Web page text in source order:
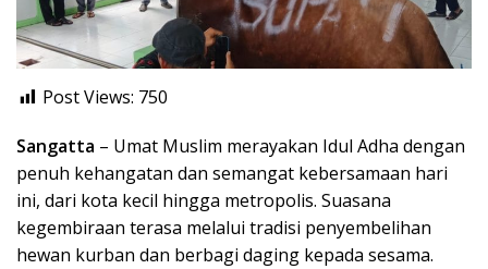
Post Views: 750
Sangatta – Umat Muslim merayakan Idul Adha dengan
penuh kehangatan dan semangat kebersamaan hari
ini, dari kota kecil hingga metropolis. Suasana
kegembiraan terasa melalui tradisi penyembelihan
hewan kurban dan berbagi daging kepada sesama.